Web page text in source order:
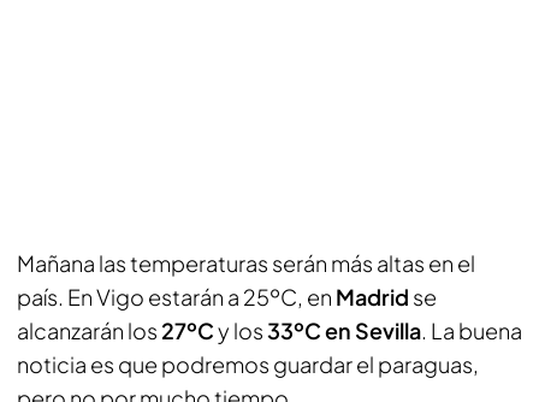
Mañana las temperaturas serán más altas en el
país. En Vigo estarán a 25ºC, en Madrid se
alcanzarán los 27ºCy los33ºC en Sevilla. La buena
noticia es que podremos guardar el paraguas,